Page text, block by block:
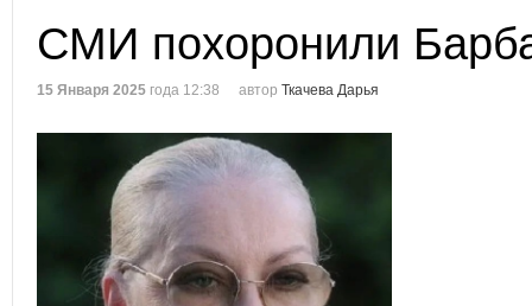
СМИ похоронили
15 Января 2025 года 12:38 автор Ткачева Дарья